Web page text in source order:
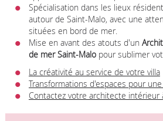
Spécialisation dans les lieux
autour de Saint-Malo, avec une
situées en bord de mer.
Mise en avant des atouts d'un
de mer Saint-Malopour sublimer
La créativité au service de votre villa
Transformations d'espaces pour
Contactez votre architecte intérieur